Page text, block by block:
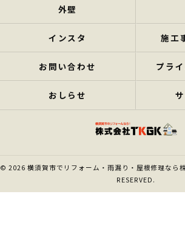
外壁
インスタ 施工
お問い合わせ プラ
おしらせ
© 2026 横須賀市でリフォーム・雨漏り・屋根修理なら
RESERVED.